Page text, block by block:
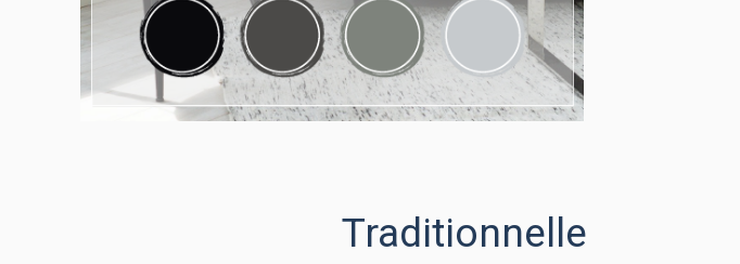
Traditionnelle